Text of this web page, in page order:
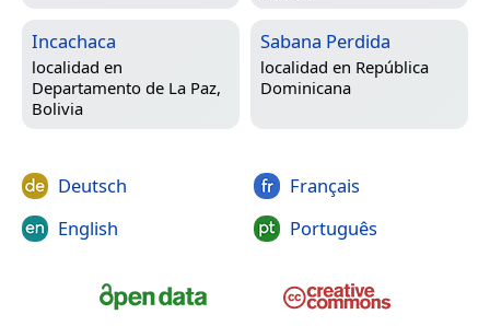
Incachaca
localidad en
Departamento de La Paz,
Bolivia
Sabana Perdida
localidad en República
Dominicana
Deutsch
English
Français
Português